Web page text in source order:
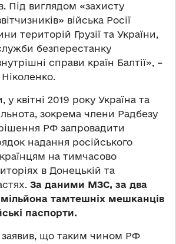
Під виглядом «захисту
війська Росії
територій Грузії та України,
безперестанку
справи країн Балтії», –
у квітні 2019 року Україна та
зокрема члени Радбезу
РФ запровадити
надання російського
на тимчасово
в Донецькій та
За даними МЗС, за два
тамтешніх мешканців
паспорти.
заявив, що таким чином РФ